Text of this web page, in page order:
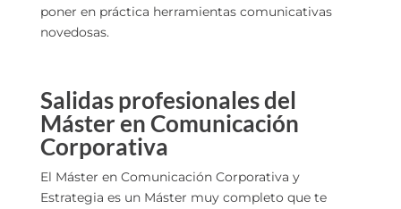
poner en práctica herramientas comunicativas
novedosas.
Salidas profesionales del
Máster en Comunicación
Corporativa
El Máster en Comunicación Corporativa y
Estrategia es un Máster muy completo que te